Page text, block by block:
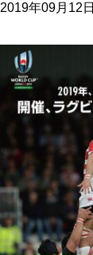
2019年09月12日